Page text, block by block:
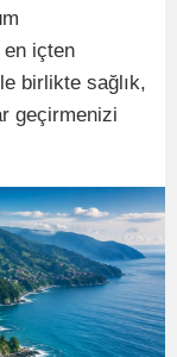
en içten
birlikte sağlık,
geçirmenizi